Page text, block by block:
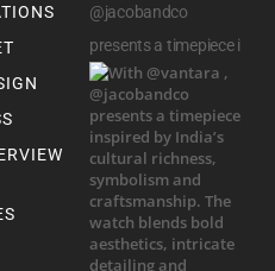
@jacobandco
presents a timepiece i